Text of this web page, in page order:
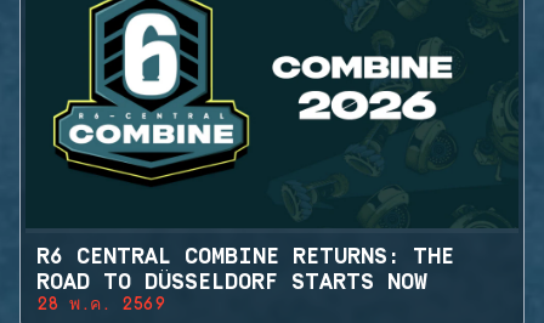
R6 CENTRAL COMBINE RETURNS: THE
ROAD TO DÜSSELDORF STARTS NOW
28 พ.ค. 2569